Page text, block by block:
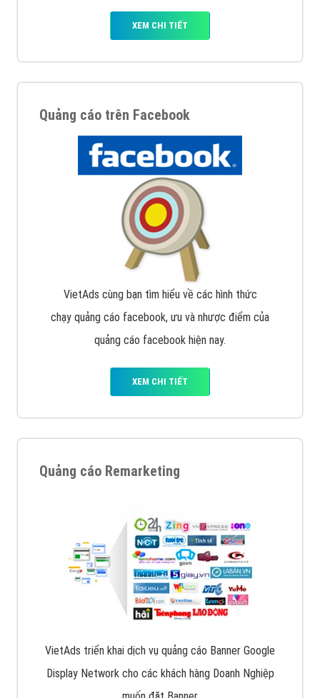
XEM CHI TIẾT
Quảng cáo trên Facebook
VietAds cùng bạn tìm hiểu về các hình thức
chạy quảng cáo facebook, ưu và nhược điểm của
quảng cáo facebook hiện nay.
XEM CHI TIẾT
Quảng cáo Remarketing
VietAds triển khai dịch vụ quảng cáo Banner Google
Display Network cho các khách hàng Doanh Nghiệp